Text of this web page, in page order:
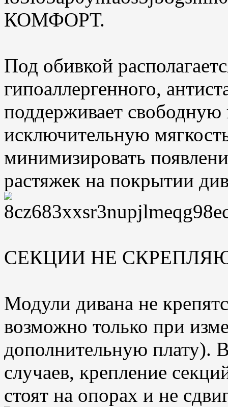
КОМФОРТ.
Под обивкой
гипоаллергенного,
поддерживает
исключительную
минимизировать
растяжек на покрытии
СЕКЦИИ НЕ
Модули дивана не
возможно только при
дополнительную плату).
случаев, крепление
стоят на опорах и не